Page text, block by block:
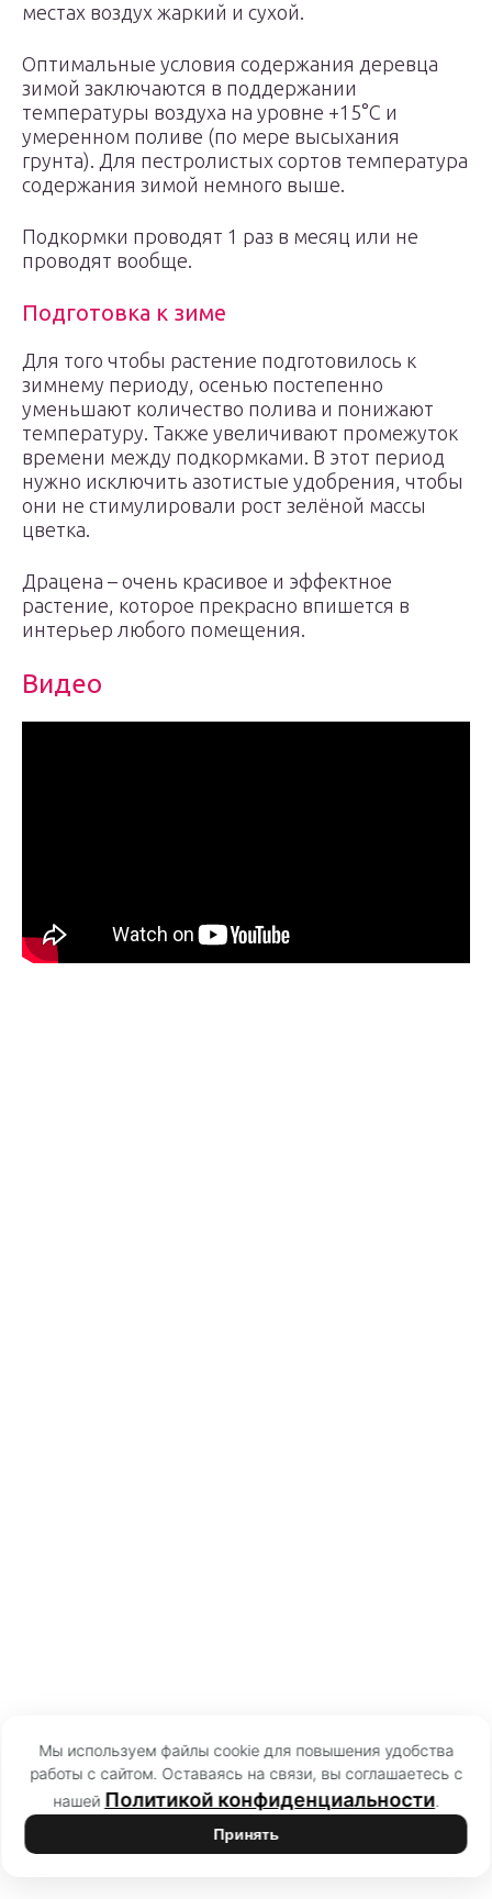
местах воздух жаркий и сухой.
Оптимальные условия содержания деревца
зимой заключаются в поддержании
температуры воздуха на уровне +15°С и
умеренном поливе (по мере высыхания
грунта). Для пестролистых сортов температура
содержания зимой немного выше.
Подкормки проводят 1 раз в месяц или не
проводят вообще.
Подготовка к зиме
Для того чтобы растение подготовилось к
зимнему периоду, осенью постепенно
уменьшают количество полива и понижают
температуру. Также увеличивают промежуток
времени между подкормками. В этот период
нужно исключить азотистые удобрения, чтобы
они не стимулировали рост зелёной массы
цветка.
Драцена – очень красивое и эффектное
растение, которое прекрасно впишется в
интерьер любого помещения.
Видео
Мы используем файлы cookie для повышения удобства
работы с сайтом. Оставаясь на связи, вы соглашаетесь с
нашей Политикой конфиденциальности.
Принять